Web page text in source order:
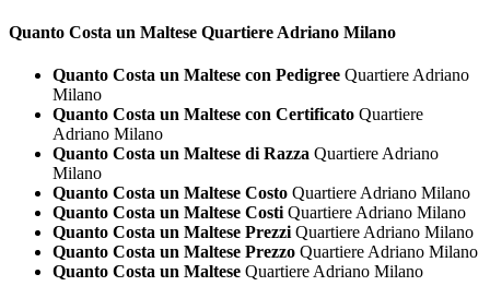
Quanto Costa un Maltese Quartiere Adriano Milano
Quanto Costa un Maltese con Pedigree Quartiere Adriano
Milano
Quanto Costa un Maltese con Certificato Quartiere
Adriano Milano
Quanto Costa un Maltese di Razza Quartiere Adriano
Milano
Quanto Costa un Maltese Costo Quartiere Adriano Milano
Quanto Costa un Maltese Costi Quartiere Adriano Milano
Quanto Costa un Maltese Prezzi Quartiere Adriano Milano
Quanto Costa un Maltese Prezzo Quartiere Adriano Milano
Quanto Costa un Maltese Quartiere Adriano Milano